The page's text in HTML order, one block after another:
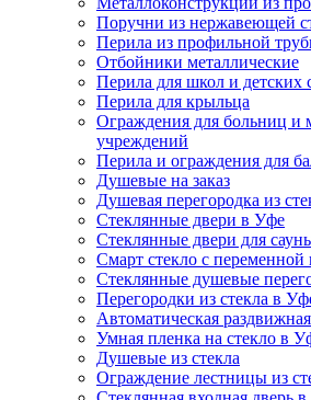
Поручни из нержавеющей
Перила из профильной
Отбойники металлические
Перила для школ и детских
Перила для крыльца
Ограждения для больниц и
учреждений
Перила и ограждения для
Душевые на заказ
Душевая перегородка из
Стеклянные двери в Уфе
Стеклянные двери для
Смарт стекло с
Стеклянные душевые
Перегородки из стекла в
Автоматическая
Умная пленка на стекло в
Душевые из стекла
Ограждение лестницы из